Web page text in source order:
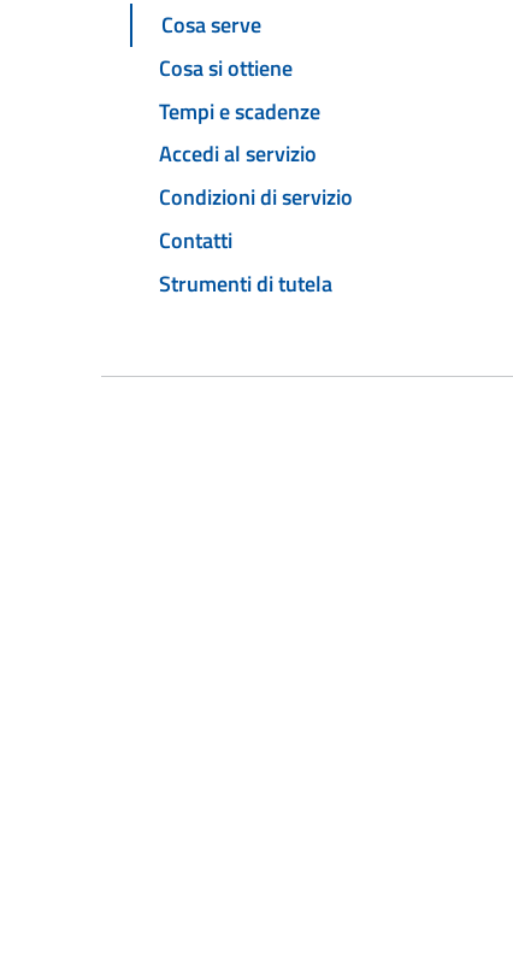
Cosa serve
Cosa si ottiene
Tempi e scadenze
Accedi al servizio
Condizioni di servizio
Contatti
Strumenti di tutela